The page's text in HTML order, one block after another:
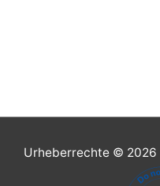
Urheberrechte © 2026